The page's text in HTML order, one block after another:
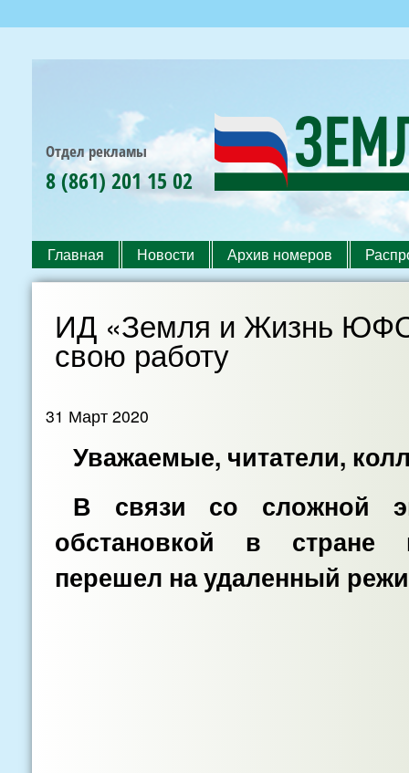
Отдел рекламы
8 (861) 201 15 02
Земля
и
Жизнь
РОССИЙСКАЯ
АГРАРНАЯ
ГАЗЕТА
Главное меню
Главная Новости Архив номеров
ИД «Земля и Жизнь
свою работу
31 Март 2020
Уважаемые, читатели,
В связи со сложной
обстановкой в стране
перешел на удаленный